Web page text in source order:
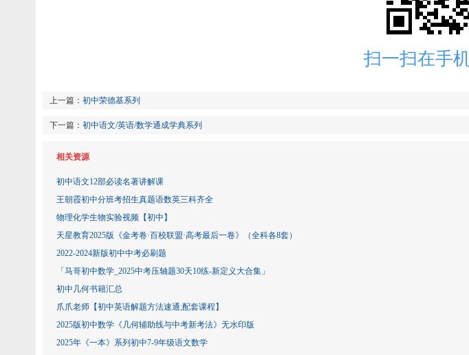
扫一扫在手
上一篇： 初中荣德基系列
下一篇： 初中语文/英语/数学通成学典系列
相关资源
初中语文12部必读名著讲解课
王朝霞初中分班考招生真题语数英三科齐全
物理化学生物实验视频【初中】
天星教育2025版《金考卷·百校联盟·高考最后一卷》（全科各8套）
2022-2024新版初中中考必刷题
「马哥初中数学_2025中考压轴题30天10练-新定义大合集」
初中几何书籍汇总
爪爪老师【初中英语解题方法速通;配套课程】
2025版初中数学《几何辅助线与中考新考法》无水印版
2025年《一本》系列初中7-9年级语文数学